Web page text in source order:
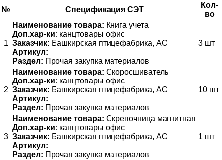
№
Спецификация СЭТ
Кол-
во
1
Наименование товара: Книга учета
Доп.хар-ки: канцтовары офис
Заказчик: Башкирская птицефабрика, АО
Артикул:
Раздел: Прочая закупка материалов
3 шт
2
Наименование товара: Скоросшиватель
Доп.хар-ки: канцтовары офис
Заказчик: Башкирская птицефабрика, АО
Артикул:
Раздел: Прочая закупка материалов
10 шт
3
Наименование товара: Скрепочница магнитная
Доп.хар-ки: канцтовары офис
Заказчик: Башкирская птицефабрика, АО
Артикул:
Раздел: Прочая закупка материалов
1 шт